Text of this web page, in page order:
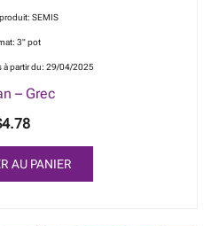
SEMIS
3" pot
à partir du: 29/04/2025
– Grec
4.78
AU PANIER